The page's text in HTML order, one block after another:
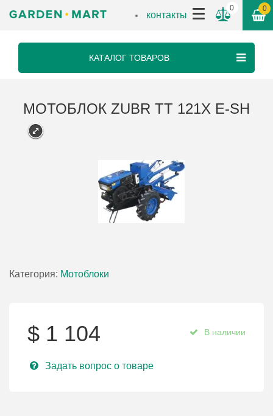
контакты
0 0
КАТАЛОГ ТОВАРОВ
МОТОБЛОК ZUBR ТТ 121Х E-SH
Категория: Мотоблоки
$ 1 104 В наличии
Задать вопрос о товаре